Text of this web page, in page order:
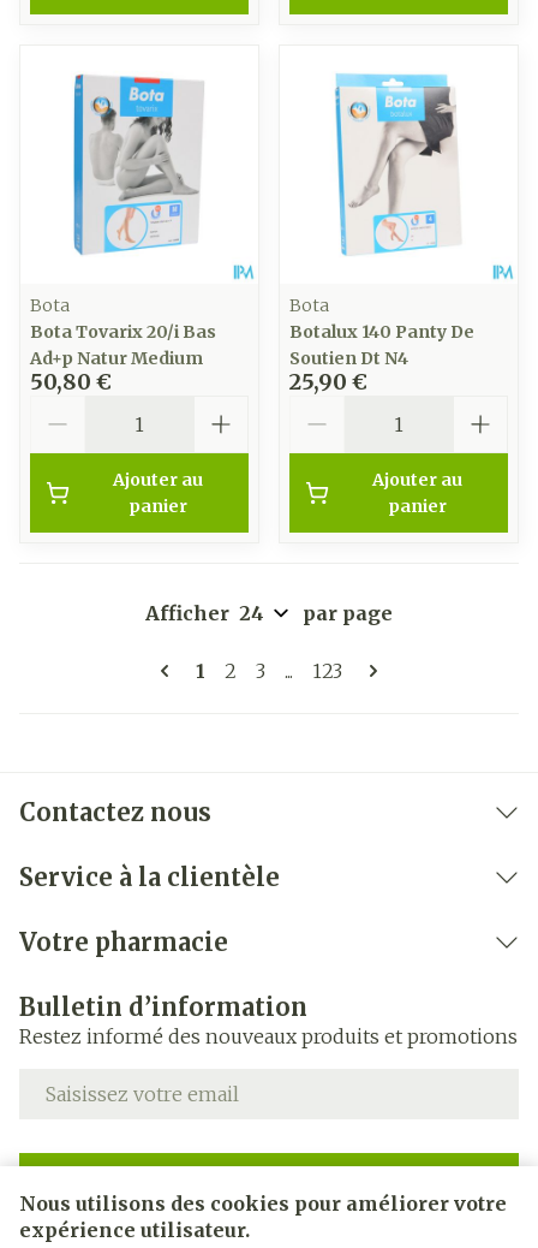
Nous utilisons des cookies pour améliorer votre
expérience utilisateur.
Bota
Bota Tovarix 20/i Bas
Ad+p Natur Medium
50,80 €
Ajouter au
panier
Bota
Botalux 140 Panty De
Soutien Dt N4
25,90 €
Ajouter au
panier
Pages
Vous lisez actuellement la page
1 Page
2 Page
3 ... Page
123
Afficher par page
Contactez nous
Service à la clientèle
Votre pharmacie
Bulletin d’information
Restez informé des nouveaux produits et promotions
Adresse mail
En cliquant sur s'abonner, vous vous abonnez à notre